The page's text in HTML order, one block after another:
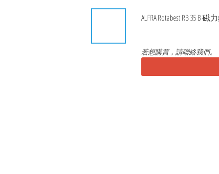
ALFRA Rotabest RB 35 B 磁
若想購買，請聯絡我們。